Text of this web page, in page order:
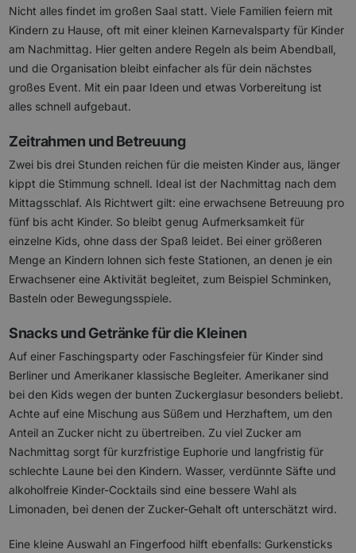
Nicht alles findet im großen Saal statt. Viele Familien feiern mit
Kindern zu Hause, oft mit einer kleinen Karnevalsparty für Kinder
am Nachmittag. Hier gelten andere Regeln als beim Abendball,
und die Organisation bleibt einfacher als für dein nächstes
großes Event. Mit ein paar Ideen und etwas Vorbereitung ist
alles schnell aufgebaut.
Zeitrahmen und Betreuung
Zwei bis drei Stunden reichen für die meisten Kinder aus, länger
kippt die Stimmung schnell. Ideal ist der Nachmittag nach dem
Mittagsschlaf. Als Richtwert gilt: eine erwachsene Betreuung pro
fünf bis acht Kinder. So bleibt genug Aufmerksamkeit für
einzelne Kids, ohne dass der Spaß leidet. Bei einer größeren
Menge an Kindern lohnen sich feste Stationen, an denen je ein
Erwachsener eine Aktivität begleitet, zum Beispiel Schminken,
Basteln oder Bewegungsspiele.
Snacks und Getränke für die Kleinen
Auf einer Faschingsparty oder Faschingsfeier für Kinder sind
Berliner und Amerikaner klassische Begleiter. Amerikaner sind
bei den Kids wegen der bunten Zuckerglasur besonders beliebt.
Achte auf eine Mischung aus Süßem und Herzhaftem, um den
Anteil an Zucker nicht zu übertreiben. Zu viel Zucker am
Nachmittag sorgt für kurzfristige Euphorie und langfristig für
schlechte Laune bei den Kindern. Wasser, verdünnte Säfte und
alkoholfreie Kinder-Cocktails sind eine bessere Wahl als
Limonaden, bei denen der Zucker-Gehalt oft unterschätzt wird.
Eine kleine Auswahl an Fingerfood hilft ebenfalls: Gurkensticks